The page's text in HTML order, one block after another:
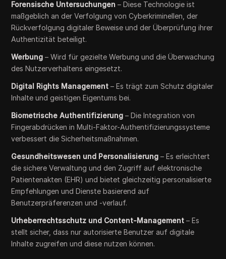
Forensische Untersuchungen– Diese Technologie ist
maßgeblich an der Verfolgung von Cyberkriminellen, der
Rückverfolgung digitaler Beweise und der Überprüfung ihrer
Authentizität beteiligt.
Werbung– Wird für gezielte Werbung und die Überwachung
des Nutzerverhaltens eingesetzt.
Digital Rights Management– Es trägt zum Schutz digitaler
Inhalte und geistigen Eigentums bei.
Biometrische Authentifizierung– Die Integration von
Fingerabdrücken in Multi-Faktor-Authentifizierungssysteme
verbessert die Sicherheitsmaßnahmen.
Gesundheitswesen und Personalisierung– Es erleichtert
die sichere Verwaltung und den Zugriff auf elektronische
Patientenakten (EHR) und bietet gleichzeitig personalisierte
Empfehlungen und Dienste basierend auf
Benutzerpräferenzen und -verlauf.
Urheberrechtsschutz und Content-Management– Es
stellt sicher, dass nur autorisierte Benutzer auf digitale
Inhalte zugreifen und diese nutzen können.